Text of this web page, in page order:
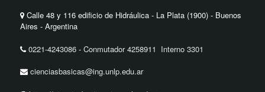
Calle 48 y 116 edificio de Hidráulica - La Plata (1900) - Buenos
Aires - Argentina
0221-4243086 -Conmutador 4258911 Interno 3301
cienciasbasicas@ing.unlp.edu.ar